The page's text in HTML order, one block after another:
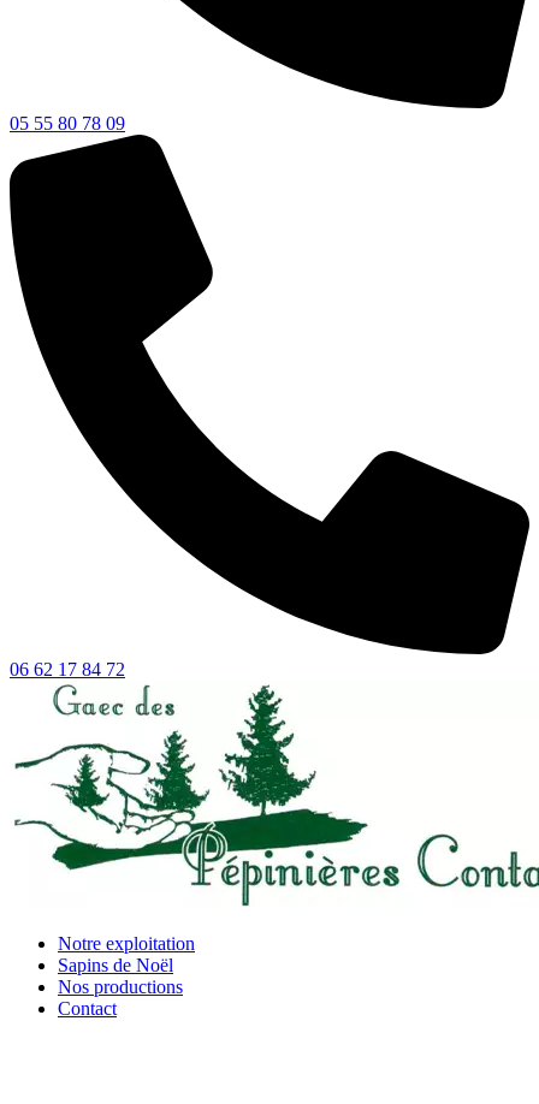
05 55 80 78 09
06 62 17 84 72
Notre exploitation
Sapins de Noël
Nos productions
Contact